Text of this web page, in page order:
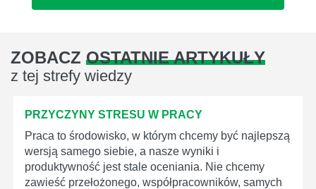
ZOBACZ OSTATNIE ARTYKUŁY
z tej strefy wiedzy
PRZYCZYNY STRESU W PRACY
Praca to środowisko, w którym chcemy być najlepszą
wersją samego siebie, a nasze wyniki i
produktywność jest stale oceniania. Nie chcemy
zawieść przełożonego, współpracowników, samych